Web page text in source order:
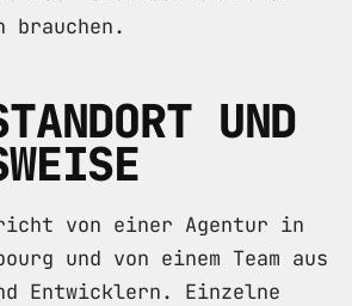
brauchen.
UND
von einer Agentur in
und von einem Team aus
Entwicklern. Einzelne